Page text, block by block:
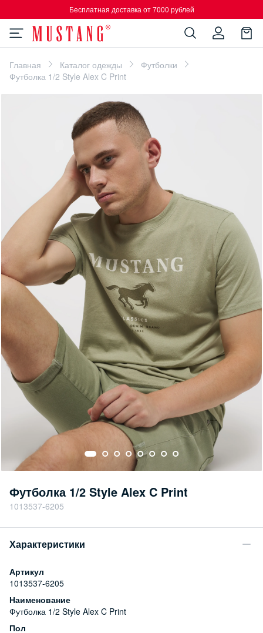
Бесплатная доставка от 7000 рублей
Главная Каталог одежды
Футболки
Футболка 1/2 Style Alex C Print
Футболка 1/2 Style Alex C Print
1013537-6205
Характеристики
Артикул
1013537-6205
Наименование
Футболка 1/2 Style Alex C Print
Пол